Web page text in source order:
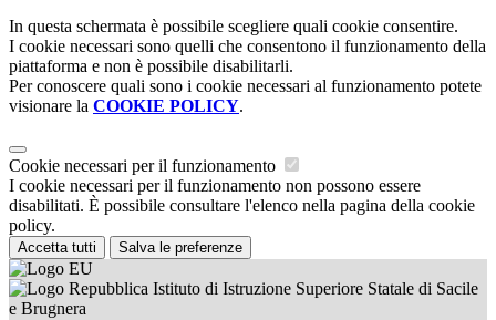
In questa schermata è possibile scegliere quali cookie consentire.
I cookie necessari sono quelli che consentono il funzionamento della
piattaforma e non è possibile disabilitarli.
Per conoscere quali sono i cookie necessari al funzionamento potete
visionare la COOKIE POLICY.
Cookie necessari per il funzionamento
I cookie necessari per il funzionamento non possono essere
disabilitati. È possibile consultare l'elenco nella pagina della cookie
policy.
Accetta tutti Salva le preferenze
Istituto di Istruzione Superiore Statale di Sacile
e Brugnera